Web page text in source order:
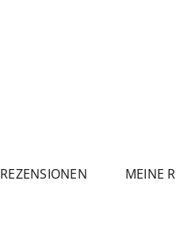
REZENSIONEN MEINE